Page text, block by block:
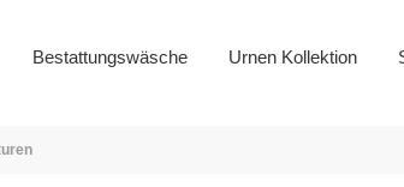
Bestattungswäsche Urnen Kollektion